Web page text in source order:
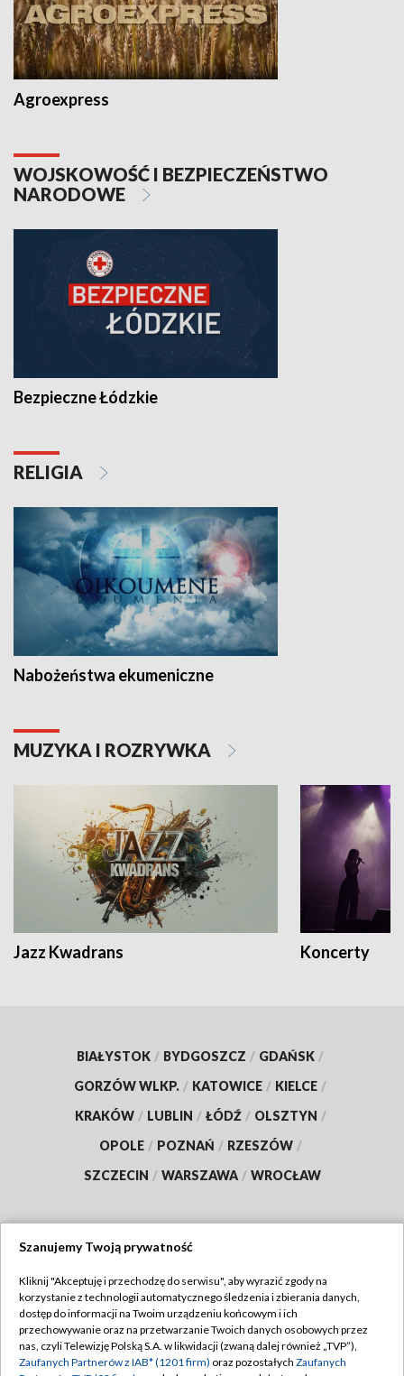
Agroexpress
WOJSKOWOŚĆ I BEZPIECZEŃSTWO
NARODOWE
Bezpieczne Łódzkie
RELIGIA
Nabożeństwa ekumeniczne
MUZYKA I ROZRYWKA
Jazz Kwadrans Koncerty
BIAŁYSTOK / BYDGOSZCZ / GDAŃSK /
GORZÓW WLKP. / KATOWICE / KIELCE /
KRAKÓW / LUBLIN / ŁÓDŹ / OLSZTYN /
OPOLE / POZNAŃ / RZESZÓW /
SZCZECIN / WARSZAWA / WROCŁAW
TVP
Abonament TVP
Emisja w TVP
Regulamin TVP
Polityka prywatności
Szanujemy Twoją prywatność
Kliknij "Akceptuję i przechodzę do serwisu", aby wyrazić zgody na
korzystanie z technologii automatycznego śledzenia i zbierania danych,
dostęp do informacji na Twoim urządzeniu końcowym i ich
przechowywanie oraz na przetwarzanie Twoich danych osobowych przez
nas, czyli Telewizję Polską S.A. w likwidacji (zwaną dalej również „TVP”),
Zaufanych Partnerów z IAB* (1201 firm) oraz pozostałych Zaufanych